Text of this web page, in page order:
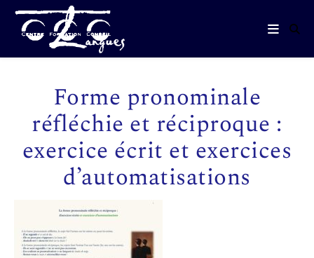
Forme pronominale
réfléchie et réciproque :
exercice écrit et exercices
d’automatisations